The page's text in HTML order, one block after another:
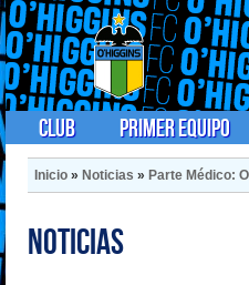
Club Primer Equipo
Inicio » Noticias » Parte Médico:
Noticias